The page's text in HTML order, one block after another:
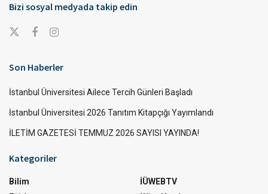
Bizi sosyal medyada takip edin
Son Haberler
İstanbul Üniversitesi Ailece Tercih Günleri Başladı
İstanbul Üniversitesi 2026 Tanıtım Kitapçığı Yayımlandı
İLETİM GAZETESİ TEMMUZ 2026 SAYISI YAYINDA!
Kategoriler
Bilim
İÜWEBTV